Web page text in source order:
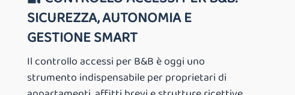
SICUREZZA, AUTONOMIA E
GESTIONE SMART
Il controllo accessi per B&B è oggi uno
strumento indispensabile per proprietari di